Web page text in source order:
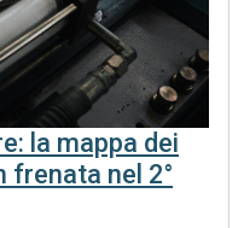
la mappa dei
frenata nel 2°